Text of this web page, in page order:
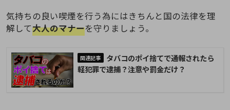
気持ちの良い喫煙を行う為にはきちんと国の法律を理
解して大人のマナーを守りましょう。
タバコのポイ捨てで通報されたら
軽犯罪で逮捕？注意や罰金だけ？